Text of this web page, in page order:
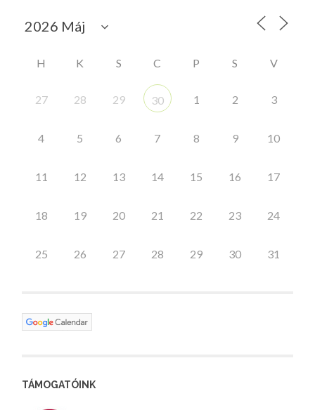
H K S C P S V
27 28 29 30 1 2 3
4 5 6 7 8 9 10
11 12 13 14 15 16 17
18 19 20 21 22 23 24
25 26 27 28 29 30 31
TÁMOGATÓINK